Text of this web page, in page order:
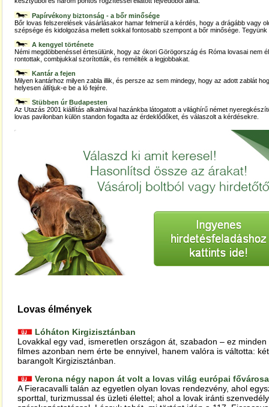
Papírvékony biztonság - a bőr minősége
Bőr lovas felszerelések vásárlásakor hamar felmerül a kérdés, hogy a drágább vagy
szépsége és kidolgozása mellett sokkal fontosabb szempont a bőr minősége.
A kengyel története
Némi megdöbbenéssel értesülünk, hogy az ókori Görögország és Róma lovasai nem
rontottak, combjukkal szorították, és remélték a legjobbakat.
Kantár a fejen
Milyen kantárhoz milyen zabla illik, és persze az sem mindegy, hogy az adott zablát
helyesen állítjuk-e be a ló fejére.
Stübben úr Budapesten
Az Utazás 2001 kiállítás alkalmával hazánkba látogatott a világhírű német
lovas pavilonban külön standon fogadta az érdeklődőket, és válaszolt a kérdésekre.
Lovas élmények
Lóháton Kirgizisztánban
Lovakkal egy vad, ismeretlen országon át, szabadon – ez
filmes azonban nem érte be ennyivel, hanem valóra is váltotta:
barangolt Kirgizisztánban.
Verona négy napon át volt a lovas világ európai fővárosa
A Fieracavalli talán az egyetlen olyan lovas rendezvény, ahol
sporttal, turizmussal és üzleti élettel; ahol a lovak iránti